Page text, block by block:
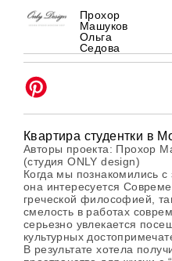
Прохор
Машуков
Ольга
Седова
Квартира студентки в
Авторы проекта: Прохор
(студия ONLY design)
Когда мы познакомились с
она интересуется
греческой философией,
смелость в работах
серьезно увлекается
культурных
В результате хотела